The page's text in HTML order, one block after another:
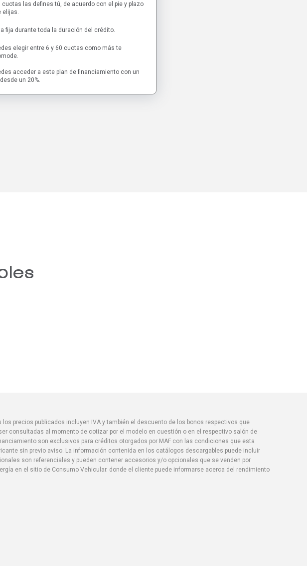
cuotas las defines tú, de acuerdo con el pie y plazo
elijas.
fija durante toda la duración del crédito.
elegir entre 6 y 60 cuotas como más te
acceder a este plan de financiamiento con un
un 20%.
precios publicados incluyen IVA y también el descuento de los bonos respectivos que
consultadas al momento de cotizar por el modelo en cuestión o en el respectivo salón de
son exclusivos para créditos otorgados por MAF con las condiciones que esta
sin previo aviso. La información contenida en los catálogos descargables puede incluir
son referenciales y pueden contener accesorios y/o opcionales que se venden por
en el sitio de Consumo Vehicular. donde el cliente puede informarse acerca del rendimiento